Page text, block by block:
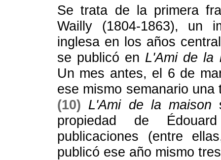
Se trata de la primera
Wailly (1804-1863), un
inglesa en los años
se publicó en L'Ami de la
Un mes antes, el 6 de
ese mismo semanario
(10) L'Ami de la maison
propiedad de
publicaciones (entre
publicó ese año mismo